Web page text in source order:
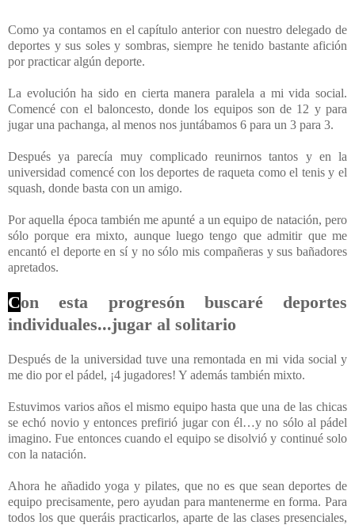
Como ya contamos en el capítulo anterior con nuestro delegado de
deportes y sus soles y sombras, siempre he tenido bastante afición
por practicar algún deporte.
La evolución ha sido en cierta manera paralela a mi vida social.
Comencé con el baloncesto, donde los equipos son de 12 y para
jugar una pachanga, al menos nos juntábamos 6 para un 3 para 3.
Después ya parecía muy complicado reunirnos tantos y en la
universidad comencé con los deportes de raqueta como el tenis y el
squash, donde basta con un amigo.
Por aquella época también me apunté a un equipo de natación, pero
sólo porque era mixto, aunque luego tengo que admitir que me
encantó el deporte en sí y no sólo mis compañeras y sus bañadores
apretados.
Con esta progresón buscaré deportes
individuales...jugar al solitario
Después de la universidad tuve una remontada en mi vida social y
me dio por el pádel, ¡4 jugadores! Y además también mixto.
Estuvimos varios años el mismo equipo hasta que una de las chicas
se echó novio y entonces prefirió jugar con él…y no sólo al pádel
imagino. Fue entonces cuando el equipo se disolvió y continué solo
con la natación.
Ahora he añadido yoga y pilates, que no es que sean deportes de
equipo precisamente, pero ayudan para mantenerme en forma. Para
todos los que queráis practicarlos, aparte de las clases presenciales,